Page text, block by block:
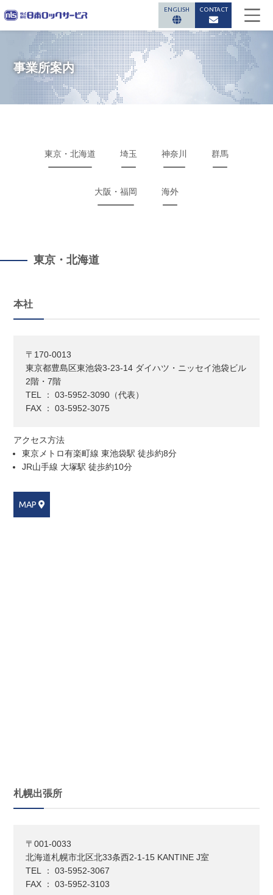
ENGLISH CONTACT
事業所案内
東京・北海道 埼玉 神奈川 群馬
大阪・福岡 海外
東京・北海道
本社
〒170-0013
東京都豊島区東池袋3-23-14 ダイハツ・ニッセイ池袋ビル
2階・7階
TEL ： 03-5952-3090（代表）
FAX ： 03-5952-3075
アクセス方法
東京メトロ有楽町線 東池袋駅 徒歩約8分
JR山手線 大塚駅 徒歩約10分
MAP
札幌出張所
〒001-0033
北海道札幌市北区北33条西2-1-15 KANTINE J室
TEL ： 03-5952-3067
FAX ： 03-5952-3103